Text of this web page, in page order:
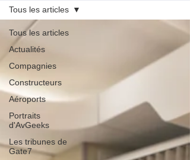
Tous les articles
Actualités
Compagnies
Constructeurs
Aéroports
Portraits
d'AvGeeks
Les tribunes de
Gate7
Tous les articles